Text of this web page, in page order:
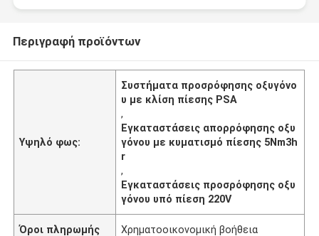
Περιγραφή προϊόντων
Υψηλό φως:
Συστήματα προσρόφησης οξυγόνο
υ με κλίση πίεσης PSA
,
Εγκαταστάσεις απορρόφησης οξυ
γόνου με κυματισμό πίεσης 5Nm3h
r
,
Εγκαταστάσεις προσρόφησης οξυ
γόνου υπό πίεση 220V
Όροι πληρωμής Χρηματοοικονομική βοήθεια